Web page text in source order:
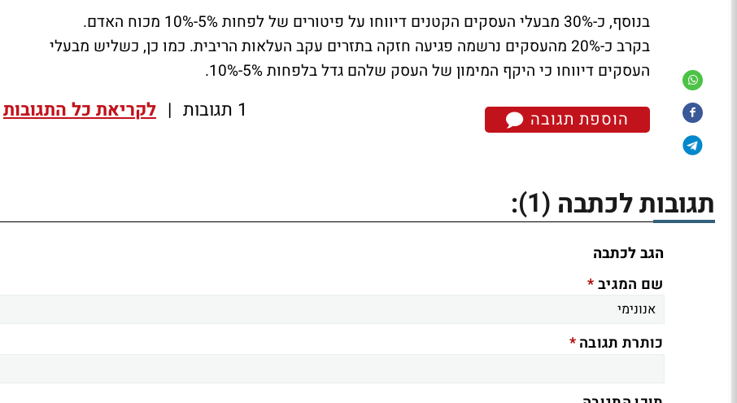
בנוסף, כ-30% מבעלי העסקים הקטנים דיווחו על פיטורים של לפחות 5%-10% מכוח האדם.
בקרב כ-20% מהעסקים נרשמה פגיעה חזקה בתזרים עקב העלאות הריבית. כמו כן, כשליש מבעלי
העסקים דיווחו כי היקף המימון של העסק שלהם גדל בלפחות 5%-10%.
הוספת תגובה 1 תגובות | לקריאת כל התגובות
תגובות לכתבה (1)
:
הגב לכתבה
שם המגיב*
כותרת תגובה*